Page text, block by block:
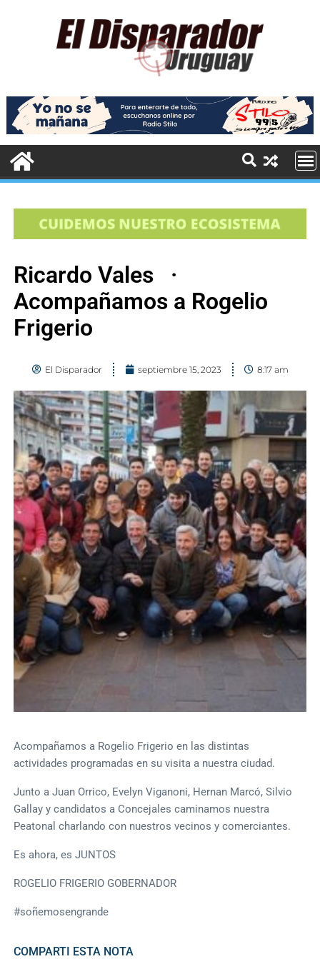
Ricardo Vales ·
Acompañamos a Rogelio
Frigerio
El Disparador septiembre 15, 2023 8:17 am
Acompañamos a Rogelio Frigerio en las distintas
actividades programadas en su visita a nuestra ciudad.
Junto a Juan Orrico, Evelyn Viganoni, Hernan Marcó, Silvio
Gallay y candidatos a Concejales caminamos nuestra
Peatonal charlando con nuestros vecinos y comerciantes.
Es ahora, es JUNTOS
ROGELIO FRIGERIO GOBERNADOR
#soñemosengrande
COMPARTI ESTA NOTA